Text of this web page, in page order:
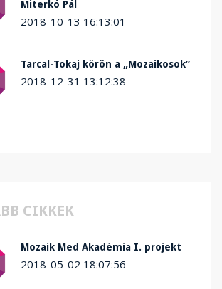
Miterkó Pál
2018-10-13 16:13:01
Tarcal-Tokaj körön a „Mozaikosok”
2018-12-31 13:12:38
CIKKEK
Mozaik Med Akadémia I. projekt
2018-05-02 18:07:56